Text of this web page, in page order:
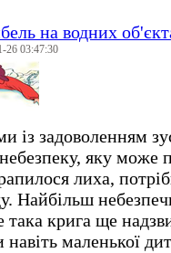
на водних
26 03:47:30
із задоволенням
яку може
лиха,
Найбільш
така крига ще
навіть маленької